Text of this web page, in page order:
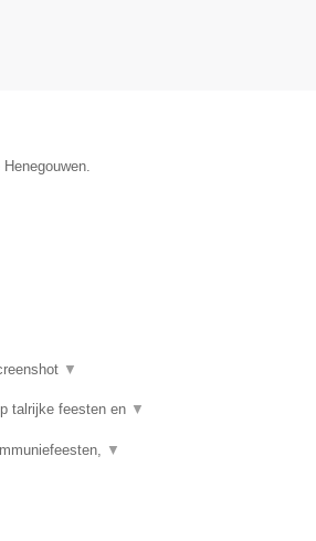
▼
talrijke feesten en ▼
▼